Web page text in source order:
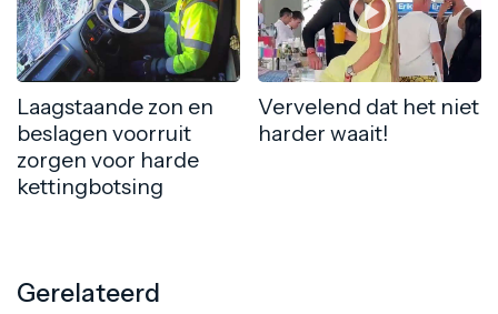
Laagstaande zon en
beslagen voorruit
zorgen voor harde
kettingbotsing
Vervelend dat het niet
harder waait!
Gerelateerd